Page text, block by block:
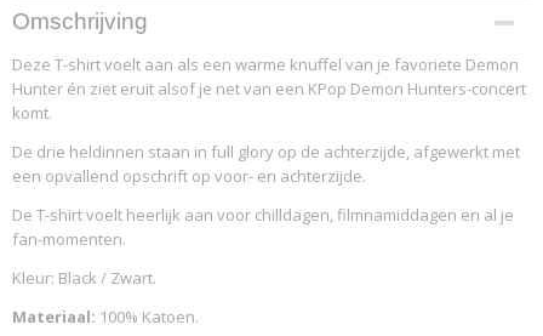
Productcode
4828-12287
Omschrijving
Deze T-shirt voelt aan als een warme knuffel van je favoriete Demon
Hunter én ziet eruit alsof je net van een KPop Demon Hunters-concert
komt.
De drie heldinnen staan in full glory op de achterzijde, afgewerkt met
een opvallend opschrift op voor- en achterzijde.
De T-shirt voelt heerlijk aan voor chilldagen, filmnamiddagen en al je
fan-momenten.
Kleur: Black / Zwart.
Materiaal: 100% Katoen.